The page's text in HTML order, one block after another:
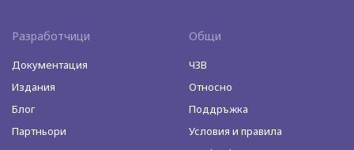
Разработчици
Документация
Издания
Блог
Партньори
Общи
ЧЗВ
Относно
Поддръжка
Условия и правила